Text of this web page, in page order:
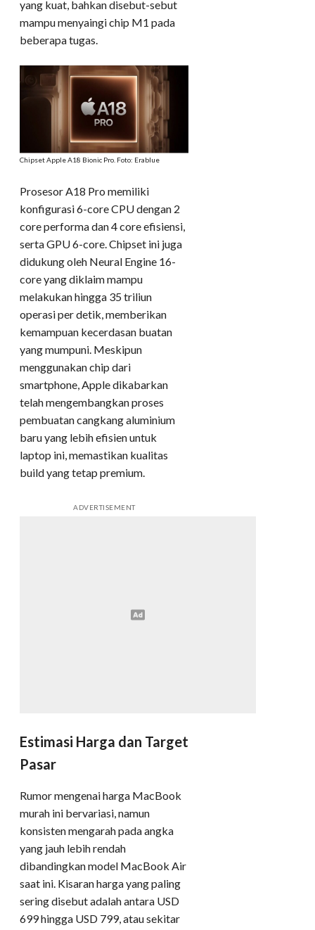
yang kuat, bahkan disebut-sebut
mampu menyaingi chip M1 pada
beberapa tugas.
Chipset Apple A18 Bionic Pro. Foto: Erablue
Prosesor A18 Pro memiliki
konfigurasi 6-core CPU dengan 2
core performa dan 4 core efisiensi,
serta GPU 6-core. Chipset ini juga
didukung oleh Neural Engine 16-
core yang diklaim mampu
melakukan hingga 35 triliun
operasi per detik, memberikan
kemampuan kecerdasan buatan
yang mumpuni. Meskipun
menggunakan chip dari
smartphone, Apple dikabarkan
telah mengembangkan proses
pembuatan cangkang aluminium
baru yang lebih efisien untuk
laptop ini, memastikan kualitas
build yang tetap premium.
ADVERTISEMENT
Estimasi Harga dan Target
Pasar
Rumor mengenai harga MacBook
murah ini bervariasi, namun
konsisten mengarah pada angka
yang jauh lebih rendah
dibandingkan model MacBook Air
saat ini. Kisaran harga yang paling
sering disebut adalah antara USD
699 hingga USD 799, atau sekitar